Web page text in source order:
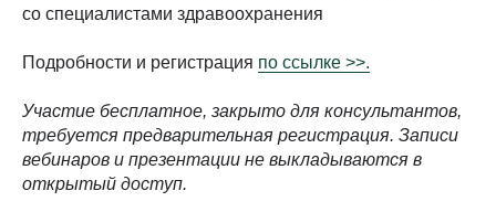
со специалистами здравоохранения
Подробности и регистрация по ссылке >>.
Участие бесплатное, закрыто для консультантов,
требуется предварительная регистрация. Записи
вебинаров и презентации не выкладываются в
открытый доступ.